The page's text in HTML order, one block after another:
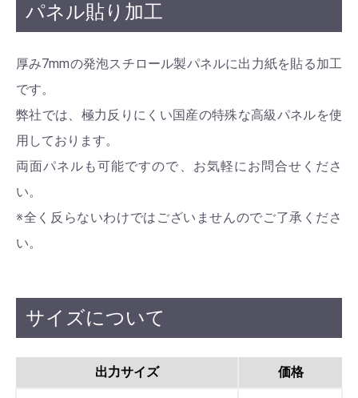
パネル貼り加工
厚み7mmの発泡スチロール製パネルに出力紙を貼る加工
です。
弊社では、極力反りにくい国産の特殊な高級パネルを使
用しております。
両面パネルも可能ですので、お気軽にお問合せくださ
い。
※全く反らないわけではございませんのでご了承くださ
い。
サイズについて
出力サイズ 価格